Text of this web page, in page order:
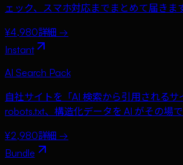
ェック、スマホ対応までまとめて届きます
¥4,980詳細 →
Instant
AI Search Pack
自社サイトを「AI 検索から引用されるサ
robots.txt、構造化データを AI がその場で
¥2,980詳細 →
Bundle